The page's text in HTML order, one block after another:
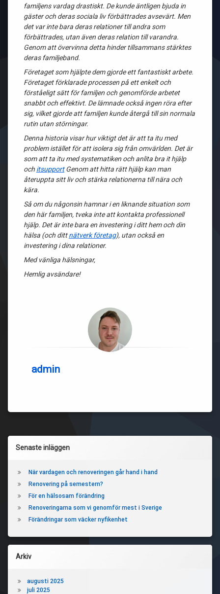
familjens vardag drastiskt. De kunde äntligen bjuda in
gäster och deras sociala liv förbättrades avsevärt. Men
det var inte bara deras relationer till andra som
förbättrades, utan även deras relation till varandra.
Genom att övervinna detta hinder tillsammans stärktes
deras familjeband.
Företaget som hjälpte dem gjorde ett fantastiskt arbete.
Företaget förklarade processen på ett enkelt och
förståeligt sätt för familjen och genomförde arbetet
snabbt och effektivt. De lämnade också ingen röra efter
sig, vilket gjorde att familjen kunde återgå till sin normala
rutin utan störningar.
Denna historia visar hur viktigt det är att ta itu med
problem istället för att isolera sig från omvärlden. Det är
som att ta itu med systematiken och anlita bra it hjälp
och itsupportGenom att hitta rätt hjälp kan man
återuppta sitt liv och stärka relationerna till nära och
kära.
Så om du någonsin hamnar i en liknande situation som
den här familjen, tveka inte att kontakta professionell
hjälp. Det är inte bara en investering i ditt hem och din
hälsa (och dittnätverk företag), utan också en
investering i dina relationer.
Med vänliga hälsningar,
Hemlig avsändare!
admin
Vänster
Senaste inläggen
När vardagen och renoveringen går hand i hand
Renovering på semestern?
För en hälsosam förändring
Renoveringarna som vi genomför mest i Sverige
Förändringar som väcker nyfikenhet
Arkiv
augusti 2025
juli 2025